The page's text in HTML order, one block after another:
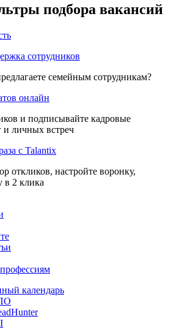
подбора вакансий
сотрудников
семейным сотрудникам?
онлайн
и подписывайте кадровые
и личных встреч
с Talantix
откликов, настройте воронку,
в 2 клика
календарь